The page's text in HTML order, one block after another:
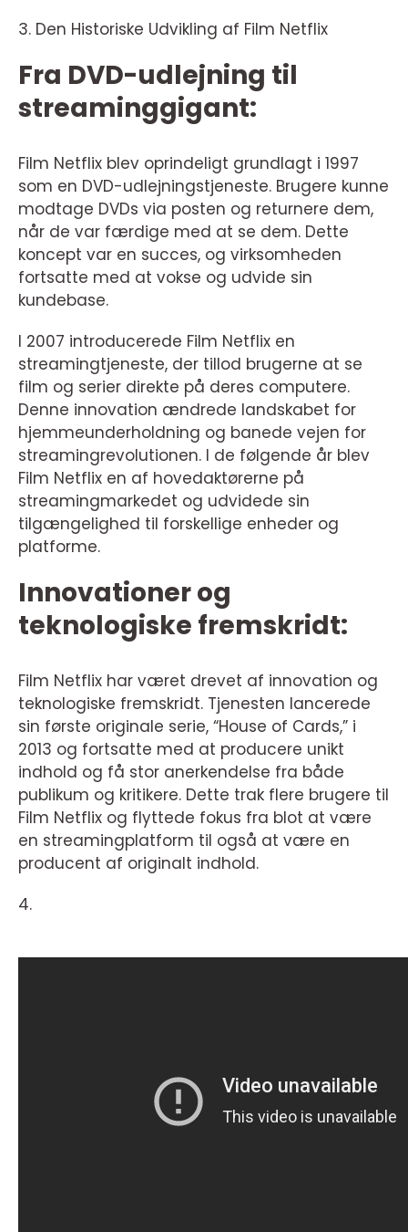
3. Den Historiske Udvikling af Film Netflix
Fra DVD-udlejning til
streaminggigant:
Film Netflix blev oprindeligt grundlagt i 1997
som en DVD-udlejningstjeneste. Brugere kunne
modtage DVDs via posten og returnere dem,
når de var færdige med at se dem. Dette
koncept var en succes, og virksomheden
fortsatte med at vokse og udvide sin
kundebase.
I 2007 introducerede Film Netflix en
streamingtjeneste, der tillod brugerne at se
film og serier direkte på deres computere.
Denne innovation ændrede landskabet for
hjemmeunderholdning og banede vejen for
streamingrevolutionen. I de følgende år blev
Film Netflix en af hovedaktørerne på
streamingmarkedet og udvidede sin
tilgængelighed til forskellige enheder og
platforme.
Innovationer og
teknologiske fremskridt:
Film Netflix har været drevet af innovation og
teknologiske fremskridt. Tjenesten lancerede
sin første originale serie, “House of Cards,” i
2013 og fortsatte med at producere unikt
indhold og få stor anerkendelse fra både
publikum og kritikere. Dette trak flere brugere til
Film Netflix og flyttede fokus fra blot at være
en streamingplatform til også at være en
producent af originalt indhold.
4.